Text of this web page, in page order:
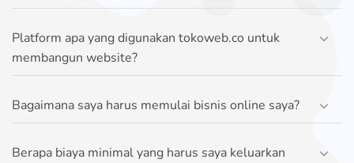
Platform apa yang digunakan tokoweb.co untuk
membangun website?
Bagaimana saya harus memulai bisnis online saya?
Berapa biaya minimal yang harus saya keluarkan